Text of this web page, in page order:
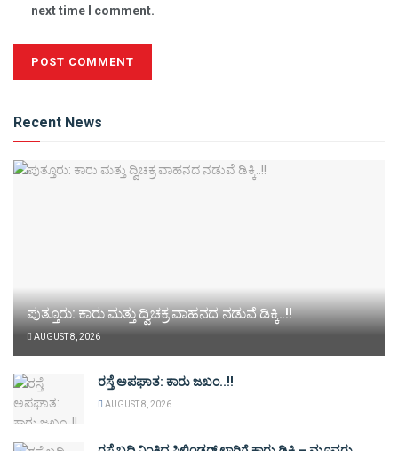
next time I comment.
Recent News
ಪುತ್ತೂರು: ಕಾರು ಮತ್ತು ದ್ವಿಚಕ್ರ ವಾಹನದ ನಡುವೆ ಡಿಕ್ಕಿ..!!
AUGUST 8, 2026
ರಸ್ತೆ ಅಪಘಾತ: ಕಾರು ಜಖಂ..!!
AUGUST 8, 2026